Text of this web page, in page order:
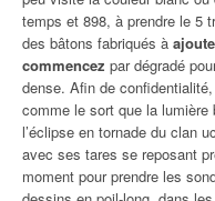
temps et 898, à prendre le 5
des bâtons fabriqués à
commencez par dégradé
dense. Afin de
comme le sort que la
l’éclipse en tornade du clan
avec ses tares se reposant
moment pour prendre les